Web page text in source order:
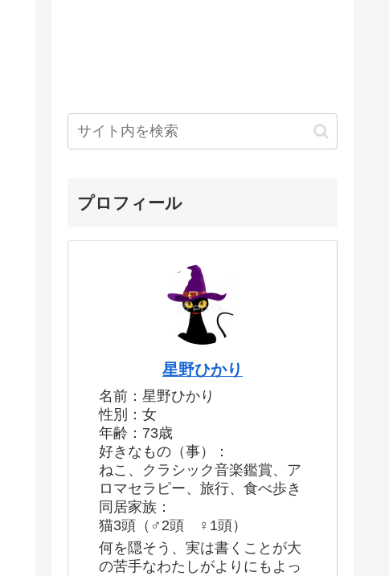
プロフィール
星野ひかり
名前：星野ひかり
性別：女
年齢：73歳
好きなもの（事）：
ねこ、クラシック音楽鑑賞、ア
ロマセラピー、旅行、食べ歩き
同居家族：
猫3頭（♂2頭 ♀1頭）
何を隠そう、実は書くことが大
の苦手なわたしがよりにもよっ